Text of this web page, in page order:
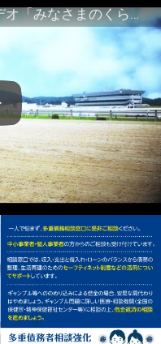
地方競馬プロモーションビデオ「みなさまのくらしのために」30秒篇｜NAR公式